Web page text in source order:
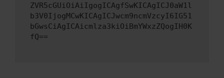
ZVR5cGUiOiAiIgogICAgfSwKICAgICJ0aW1l
b3V0IjogMCwKICAgICJwcm9ncmVzcyI6IG51
bGwsCiAgICAicmlza3kiOiBmYWxzZQogIH0K
fQ==